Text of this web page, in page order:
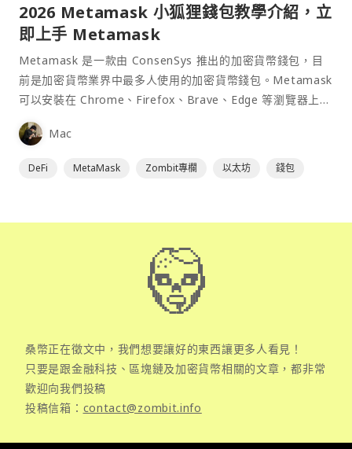
2026 Metamask 小狐狸錢包教學介紹，立
即上手 Metamask
Metamask 是一款由 ConsenSys 推出的加密貨幣錢包，目
前是加密貨幣業界中最多人使用的加密貨幣錢包。Metamask
可以安裝在 Chrome、Firefox、Brave、Edge 等瀏覽器上作
為插件使用，具備許多功能且使用上非常方便。
Mac
DeFi MetaMask Zombit專欄 以太坊 錢包
桑幣正在徵文中，我們想要讓好的東西讓更多人看見！
只要是跟金融科技、區塊鏈及加密貨幣相關的文章，都非常
歡迎向我們投稿
投稿信箱： contact@zombit.info